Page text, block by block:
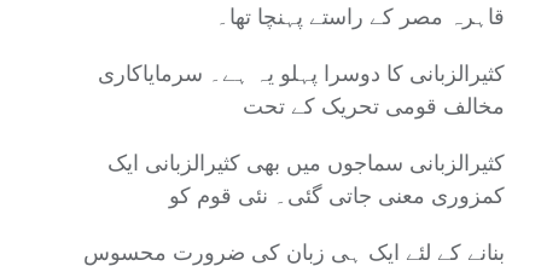
قاہرہ مصر کے راستے پہنچا تھا۔
کثیرالزبانی کا دوسرا پہلو یہ ہے۔ سرمایاکاری
مخالف قومی تحریک کے تحت
کثیرالزبانی سماجوں میں بھی کثیرالزبانی ایک
کمزوری معنی جاتی گئی۔ نئی قوم کو
بنانے کے لئے ایک ہی زبان کی ضرورت محسوس